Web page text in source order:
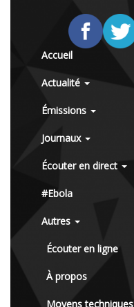
Accueil
Actualité
Émissions
Journaux
Écouter en direct
#Ebola
Autres
Écouter en ligne
À propos
Moyens techniques